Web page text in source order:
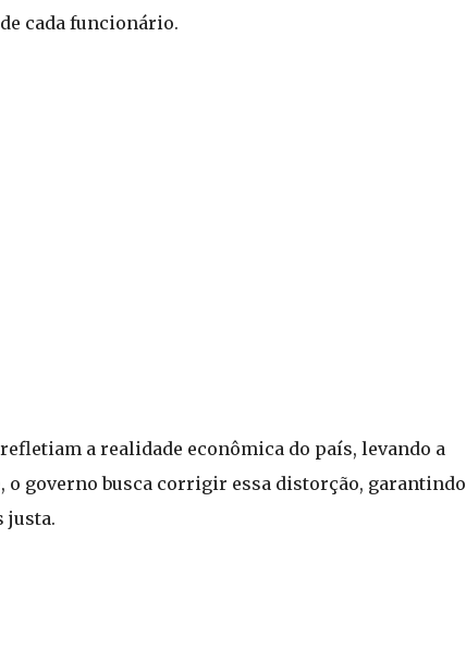
cada funcionário.
a realidade econômica do país, levando a
o governo busca corrigir essa distorção, garantindo
justa.